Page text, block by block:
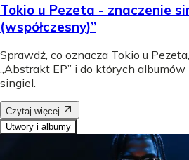
Tokio u Pezeta - znaczenie
(współczesny)”
Sprawdź, co oznacza Tokio u
„Abstrakt EP” i do których
singiel.
Czytaj więcej
Utwory i albumy